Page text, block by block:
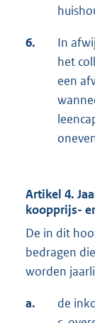
6.
In
het
een
Artikel 4.
koopprijs-
De in dit
bedragen
worden
a.
de